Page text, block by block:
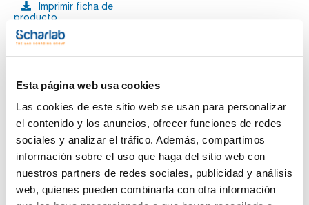
Esta página web usa cookies
Las cookies de este sitio web se usan para personalizar
el contenido y los anuncios, ofrecer funciones de redes
sociales y analizar el tráfico. Además, compartimos
información sobre el uso que haga del sitio web con
nuestros partners de redes sociales, publicidad y análisis
web, quienes pueden combinarla con otra información
Imprimir ficha de
producto
Características
Material : Nylon
Cuadrícula : No
Color : Blanca
Pack (u.) : 100
Las membranas Magna nylon están consideradas como el
material estándar para filtrar eluyentes por su amplia
compatibilidad química. Debido a la naturaleza hidrofílica del
nylon, son adecuadas para filtrar soluciones acuosas así
como la mayoría de los disolventes orgánicos utilizados en
HPLC. GVS fabrica las membranas Magna nylon mediante un
proceso único de impregnación que confiere gran resistencia
Ver más
Documentación técnica
TDS / Ficha técnica
Regístrate para
COA
Regístrate para